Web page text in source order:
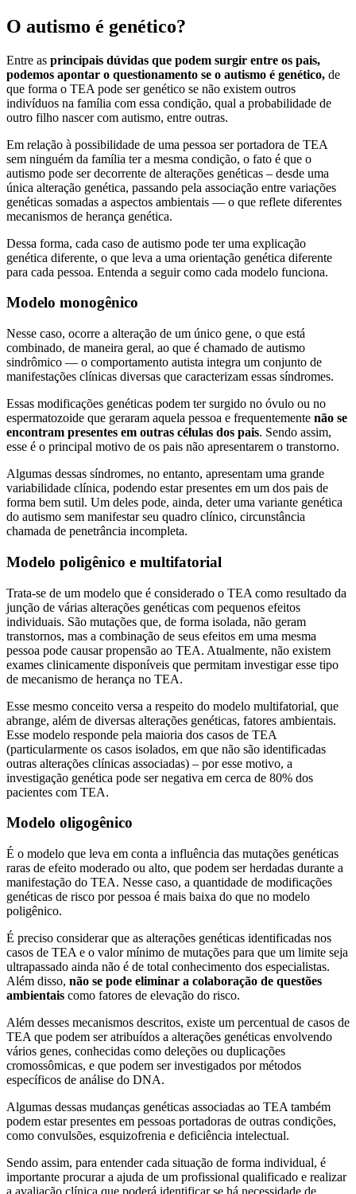
O autismo é genético?
Entre as principais dúvidas que podem surgir entre os pais,
podemos apontar o questionamento se o autismo é genético, de
que forma o TEA pode ser genético se não existem outros
indivíduos na família com essa condição, qual a probabilidade de
outro filho nascer com autismo, entre outras.
Em relação à possibilidade de uma pessoa ser portadora de TEA
sem ninguém da família ter a mesma condição, o fato é que o
autismo pode ser decorrente de alterações genéticas – desde uma
única alteração genética, passando pela associação entre variações
genéticas somadas a aspectos ambientais — o que reflete diferentes
mecanismos de herança genética.
Dessa forma, cada caso de autismo pode ter uma explicação
genética diferente, o que leva a uma orientação genética diferente
para cada pessoa. Entenda a seguir como cada modelo funciona.
Modelo monogênico
Nesse caso, ocorre a alteração de um único gene, o que está
combinado, de maneira geral, ao que é chamado de autismo
sindrômico — o comportamento autista integra um conjunto de
manifestações clínicas diversas que caracterizam essas síndromes.
Essas modificações genéticas podem ter surgido no óvulo ou no
espermatozoide que geraram aquela pessoa e frequentemente não se
encontram presentes em outras células dos pais. Sendo assim,
esse é o principal motivo de os pais não apresentarem o transtorno.
Algumas dessas síndromes, no entanto, apresentam uma grande
variabilidade clínica, podendo estar presentes em um dos pais de
forma bem sutil. Um deles pode, ainda, deter uma variante genética
do autismo sem manifestar seu quadro clínico, circunstância
chamada de penetrância incompleta.
Modelo poligênico e multifatorial
Trata-se de um modelo que é considerado o TEA como resultado da
junção de várias alterações genéticas com pequenos efeitos
individuais. São mutações que, de forma isolada, não geram
transtornos, mas a combinação de seus efeitos em uma mesma
pessoa pode causar propensão ao TEA. Atualmente, não existem
exames clinicamente disponíveis que permitam investigar esse tipo
de mecanismo de herança no TEA.
Esse mesmo conceito versa a respeito do modelo multifatorial, que
abrange, além de diversas alterações genéticas, fatores ambientais.
Esse modelo responde pela maioria dos casos de TEA
(particularmente os casos isolados, em que não são identificadas
outras alterações clínicas associadas) – por esse motivo, a
investigação genética pode ser negativa em cerca de 80% dos
pacientes com TEA.
Modelo oligogênico
É o modelo que leva em conta a influência das mutações genéticas
raras de efeito moderado ou alto, que podem ser herdadas durante a
manifestação do TEA. Nesse caso, a quantidade de modificações
genéticas de risco por pessoa é mais baixa do que no modelo
poligênico.
É preciso considerar que as alterações genéticas identificadas nos
casos de TEA e o valor mínimo de mutações para que um limite seja
ultrapassado ainda não é de total conhecimento dos especialistas.
Além disso, não se pode eliminar a colaboração de questões
ambientais como fatores de elevação do risco.
Além desses mecanismos descritos, existe um percentual de casos de
TEA que podem ser atribuídos a alterações genéticas envolvendo
vários genes, conhecidas como deleções ou duplicações
cromossômicas, e que podem ser investigados por métodos
específicos de análise do DNA.
Algumas dessas mudanças genéticas associadas ao TEA também
podem estar presentes em pessoas portadoras de outras condições,
como convulsões, esquizofrenia e deficiência intelectual.
Sendo assim, para entender cada situação de forma individual, é
importante procurar a ajuda de um profissional qualificado e realizar
a avaliação clínica que poderá identificar se há necessidade de